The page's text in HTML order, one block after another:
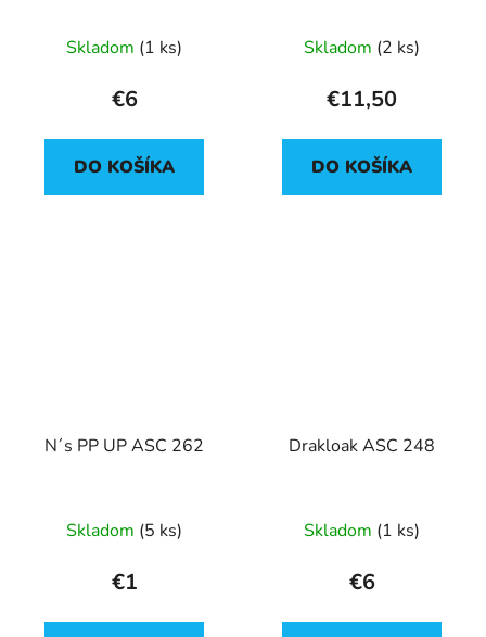
Skladom (1 ks)
€6
DO KOŠÍKA
Skladom (2 ks)
€11,50
DO KOŠÍKA
N´s PP UP ASC 262
Skladom (5 ks)
€1
Drakloak ASC 248
Skladom (1 ks)
€6